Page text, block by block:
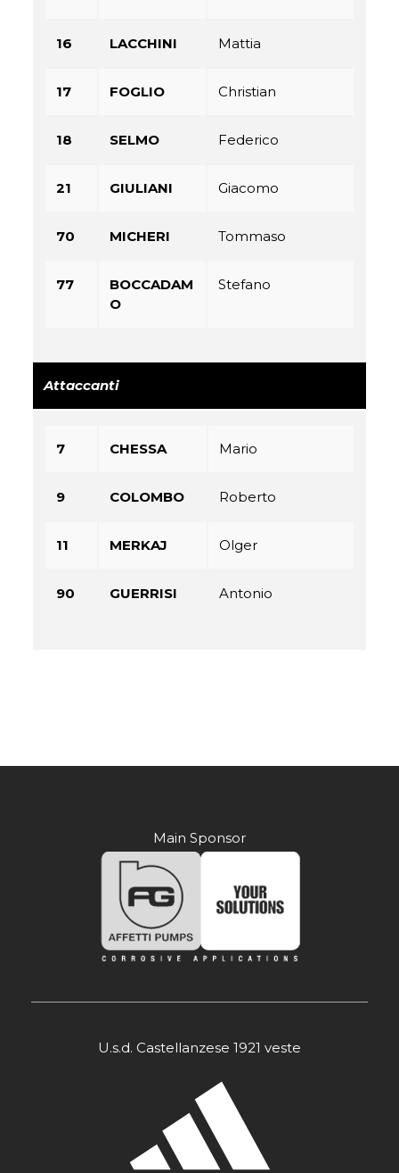
16 LACCHINI Mattia
17 FOGLIO Christian
18 SELMO Federico
21 GIULIANI Giacomo
70 MICHERI Tommaso
77
BOCCADAM
O
Stefano
Attaccanti
7 CHESSA Mario
9 COLOMBO Roberto
11 MERKAJ Olger
90 GUERRISI Antonio
Main Sponsor
U.s.d. Castellanzese 1921 veste